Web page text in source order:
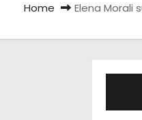
Home Elena Morali